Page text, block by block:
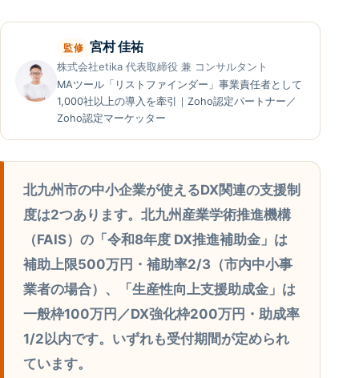
監修 宮村 佳祐
株式会社etika 代表取締役 兼 コンサルタント
MAツール「リストファインダー」事業責任者として
1,000社以上の導入を牽引｜Zoho認定パートナー／
Zoho認定マーケッター
北九州市の中小企業が使えるDX関連の支援制
度は2つあります。北九州産業学術推進機構
（FAIS）の「令和8年度 DX推進補助金」は
補助上限500万円・補助率2/3（市内中小事
業者の場合）、「生産性向上支援助成金」は
一般枠100万円／DX強化枠200万円・助成率
1/2以内です。いずれも受付期間が定められ
ています。